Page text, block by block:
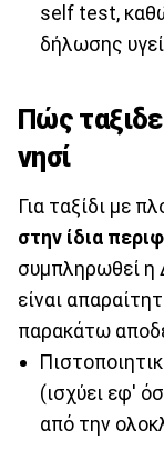
self test,
δήλωσης
Πώς
νησί
Για ταξίδι με
στην ίδια
συμπληρωθεί η
είναι
παρακάτω
(ισχύει εφ'
από την